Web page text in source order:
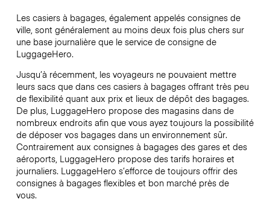
Les casiers à bagages, également appelés consignes de
ville, sont généralement au moins deux fois plus chers sur
une base journalière que le service de consigne de
LuggageHero.
Jusqu’à récemment, les voyageurs ne pouvaient mettre
leurs sacs que dans ces casiers à bagages offrant très peu
de flexibilité quant aux prix et lieux de dépôt des bagages.
De plus, LuggageHero propose des magasins dans de
nombreux endroits afin que vous ayez toujours la possibilité
de déposer vos bagages dans un environnement sûr.
Contrairement aux consignes à bagages des gares et des
aéroports, LuggageHero propose des tarifs horaires et
journaliers. LuggageHero s’efforce de toujours offrir des
consignes à bagages flexibles et bon marché près de
vous.